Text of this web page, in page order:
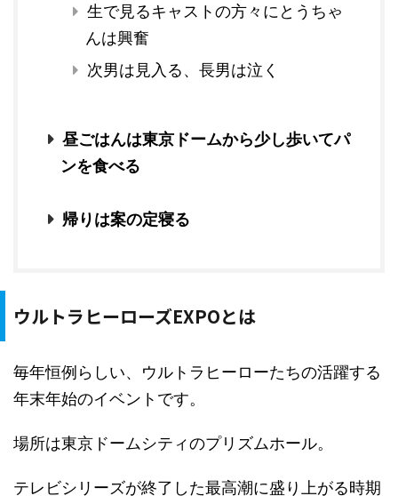
生で見るキャストの方々にとうちゃ
んは興奮
次男は見入る、長男は泣く
昼ごはんは東京ドームから少し歩いてパ
ンを食べる
帰りは案の定寝る
ウルトラヒーローズEXPOとは
毎年恒例らしい、ウルトラヒーローたちの活躍する
年末年始のイベントです。
場所は東京ドームシティのプリズムホール。
テレビシリーズが終了した最高潮に盛り上がる時期